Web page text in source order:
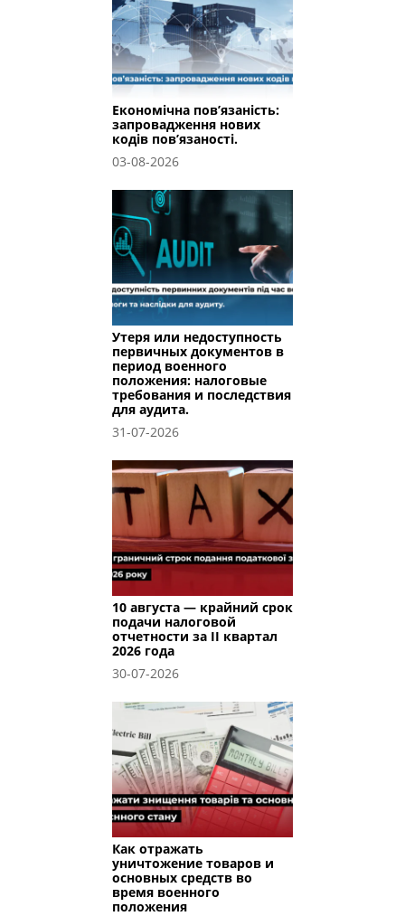
Економічна пов’язаність:
запровадження нових
кодів пов’язаності.
03-08-2026
Утеря или недоступность
первичных документов в
период военного
положения: налоговые
требования и последствия
для аудита.
31-07-2026
10 августа — крайний срок
подачи налоговой
отчетности за II квартал
2026 года
30-07-2026
Как отражать
уничтожение товаров и
основных средств во
время военного
положения